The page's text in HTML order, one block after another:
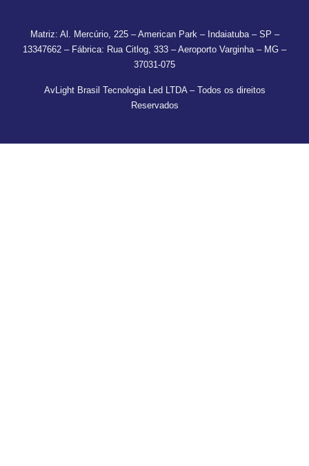
Matriz: Al. Mercúrio, 225 – American Park – Indaiatuba – SP –
13347662 – Fábrica: Rua Citlog, 333 – Aeroporto Varginha – MG –
37031-075
AvLight Brasil Tecnologia Led LTDA – Todos os direitos
Reservados